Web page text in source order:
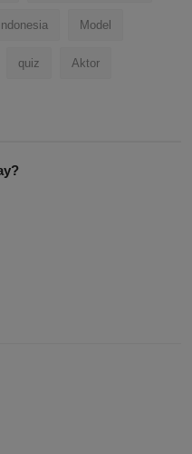
Model
quiz Aktor